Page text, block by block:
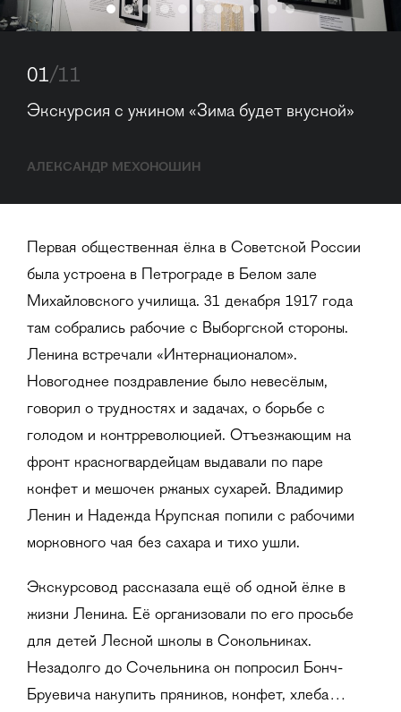
01/11
Экскурсия с ужином «Зима будет вкусной»
АЛЕКСАНДР МЕХОНОШИН
Первая общественная ёлка в Советской России
была устроена в Петрограде в Белом зале
Михайловского училища. 31 декабря 1917 года
там собрались рабочие с Выборгской стороны.
Ленина встречали «Интернационалом».
Новогоднее поздравление было невесёлым,
говорил о трудностях и задачах, о борьбе с
голодом и контрреволюцией. Отъезжающим на
фронт красногвардейцам выдавали по паре
конфет и мешочек ржаных сухарей. Владимир
Ленин и Надежда Крупская попили с рабочими
морковного чая без сахара и тихо ушли.
Экскурсовод рассказала ещё об одной ёлке в
жизни Ленина. Её организовали по его просьбе
для детей Лесной школы в Сокольниках.
Незадолго до Сочельника он попросил Бонч-
Бруевича накупить пряников, конфет, хлеба…